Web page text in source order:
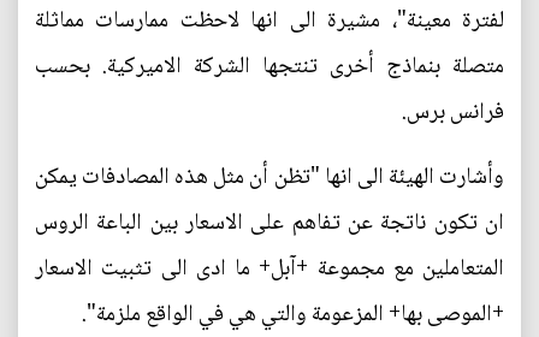
لفترة معينة"، مشيرة الى انها لاحظت ممارسات مماثلة
متصلة بنماذج أخرى تنتجها الشركة الاميركية. بحسب
فرانس برس.
وأشارت الهيئة الى انها "تظن أن مثل هذه المصادفات يمكن
ان تكون ناتجة عن تفاهم على الاسعار بين الباعة الروس
المتعاملين مع مجموعة +آبل+ ما ادى الى تثبيت الاسعار
+الموصى بها+ المزعومة والتي هي في الواقع ملزمة".